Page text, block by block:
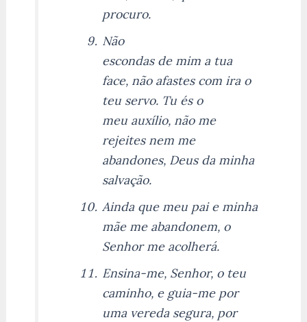
procuro.
Não
escondas de mim a tua
face, não afastes com ira o
teu servo. Tu és o
meu auxílio, não me
rejeites nem me
abandones, Deus da minha
salvação.
Ainda que meu pai e minha
mãe me abandonem, o
Senhor me acolherá.
Ensina-me, Senhor, o teu
caminho, e guia-me por
uma vereda segura, por